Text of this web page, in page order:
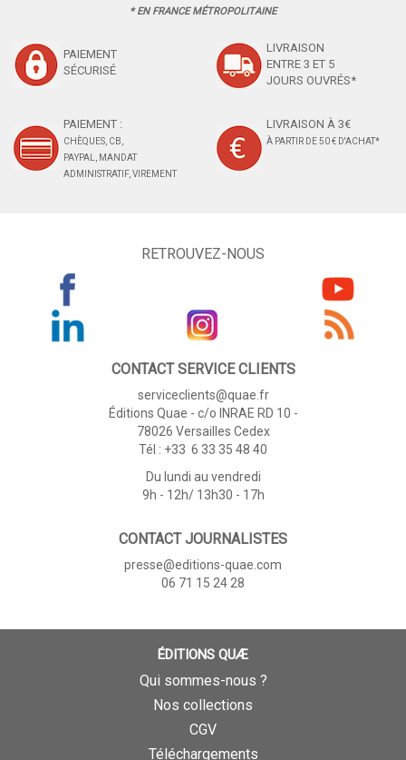
* EN FRANCE MÉTROPOLITAINE
PAIEMENT
SÉCURISÉ
LIVRAISON
ENTRE 3 ET 5
JOURS OUVRÉS*
PAIEMENT :
CHÈQUES, CB,
PAYPAL, MANDAT
ADMINISTRATIF, VIREMENT
LIVRAISON À 3€
À PARTIR DE 50 € D'ACHAT*
RETROUVEZ-NOUS
CONTACT SERVICE CLIENTS
serviceclients@quae.fr
Éditions Quae - c/o INRAE RD 10 -
78026 Versailles Cedex
Tél : +33 6 33 35 48 40
Du lundi au vendredi
9h - 12h/ 13h30 - 17h
CONTACT JOURNALISTES
presse@editions-quae.com
06 71 15 24 28
ÉDITIONS QUÆ
Qui sommes-nous ?
Nos collections
CGV
Téléchargements